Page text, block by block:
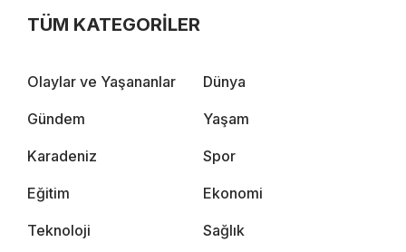
TÜM KATEGORİLER
Olaylar ve Yaşananlar Dünya
Gündem Yaşam
Karadeniz Spor
Eğitim Ekonomi
Teknoloji Sağlık